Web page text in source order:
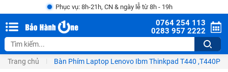
Phục vụ: 8h-21h, CN & ngày lễ từ 8h - 19h
0764 254 113
0283 957 2222
Trang chủ Bàn Phím Laptop Lenovo Ibm Thinkpad T440 ,T440P